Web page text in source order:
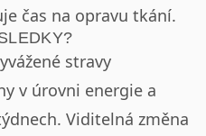
čas na opravu tkání.
stravy
v úrovni energie a
Viditelná změna